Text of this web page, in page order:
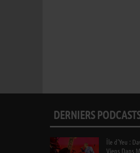
DERNIERS
Île d’Yeu :
Viens Dans